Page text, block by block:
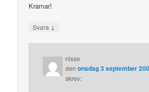
Kramar!
Svara ↓
nisse
denonsdag 3 september
skrev: